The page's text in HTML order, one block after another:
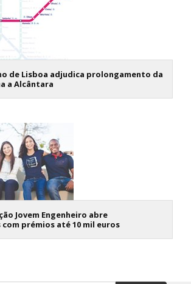
de Lisboa adjudica prolongamento da
a Alcântara
Jovem Engenheiro abre
prémios até 10 mil euros